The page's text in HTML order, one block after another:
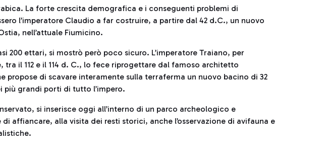
La forte crescita demografica e i conseguenti problemi di
l’imperatore Claudio a far costruire, a partire dal 42 d.C., un nuovo
nell’attuale Fiumicino.
200 ettari, si mostrò però poco sicuro. L’imperatore Traiano, per
tra il 112 e il 114 d. C., lo fece riprogettare dal famoso architetto
propose di scavare interamente sulla terraferma un nuovo bacino di 32
più grandi porti di tutto l’impero.
si inserisce oggi all’interno di un parco archeologico e
affiancare, alla visita dei resti storici, anche l’osservazione di avifauna e